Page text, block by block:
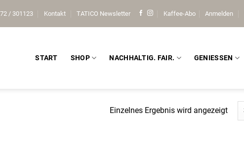
/ 301123 Kontakt TATICO Newsletter Kaffee-Abo Anmelden
START SHOP NACHHALTIG. FAIR. GENIESSEN
Einzelnes Ergebnis wird angezeigt